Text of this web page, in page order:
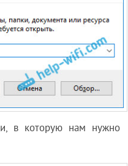
в которую нам нужно